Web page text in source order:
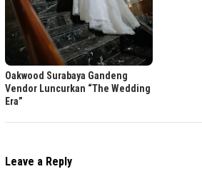
Oakwood Surabaya Gandeng
Vendor Luncurkan “The Wedding
Era”
Leave a Reply